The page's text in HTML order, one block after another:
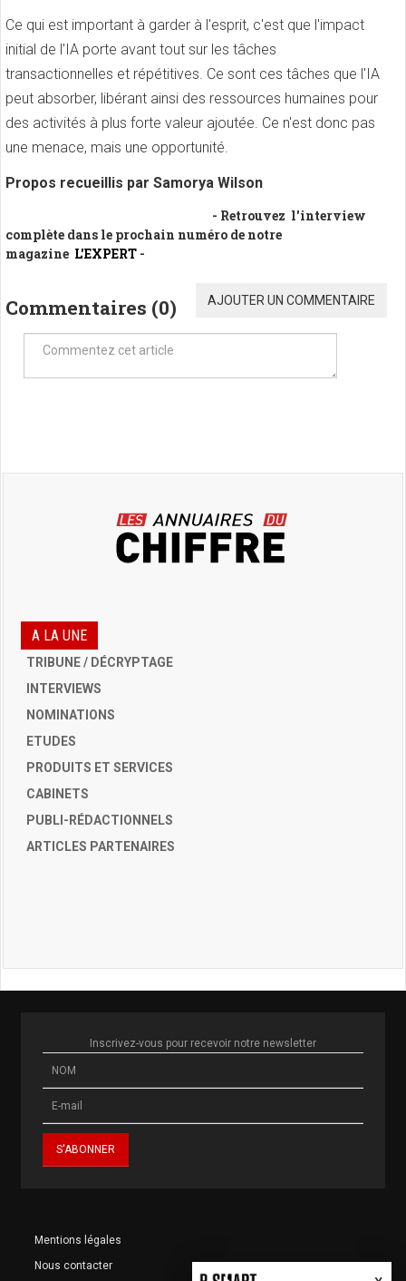
Ce qui est important à garder à l'esprit, c'est que l'impact
initial de l'IA porte avant tout sur les tâches
transactionnelles et répétitives. Ce sont ces tâches que l'IA
peut absorber, libérant ainsi des ressources humaines pour
des activités à plus forte valeur ajoutée. Ce n'est donc pas
une menace, mais une opportunité.
Propos recueillis par Samorya Wilson
- Retrouvez l'interview
complète dans le prochain numéro de notre
magazine L'EXPERT -
Commentaires (0) AJOUTER UN COMMENTAIRE
A LA UNE
TRIBUNE / DÉCRYPTAGE
INTERVIEWS
NOMINATIONS
ETUDES
PRODUITS ET SERVICES
CABINETS
PUBLI-RÉDACTIONNELS
ARTICLES PARTENAIRES
Inscrivez-vous pour recevoir notre newsletter
Mentions légales
Nous contacter